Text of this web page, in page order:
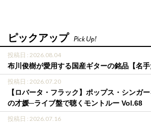
ピックアップ Pick Up!
投稿日 : 2026.08.04
布川俊樹が愛用する国産ギターの銘品【名手
投稿日 : 2026.07.20
【ロバータ・フラック】ポップス・シンガ
の才媛─ライブ盤で聴くモントルー Vol.68
投稿日 : 2026.07.16